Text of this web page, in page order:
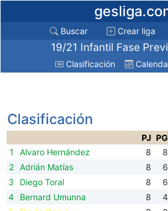
Buscar
Crear liga
19/21 Infantil Fase
Clasificación
Clasificación
PJ PG
1
Alvaro Hernández 8 8
2 Adrián Matías 8 6
3
Diego Toral 8 6
4
Bernard Umunna 8 4